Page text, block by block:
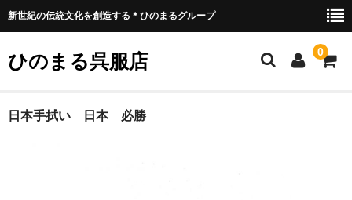
新世紀の伝統文化を創造する＊ひのまるグループ
ひのまる呉服店 0
ホーム
日本手拭い 日本 必勝